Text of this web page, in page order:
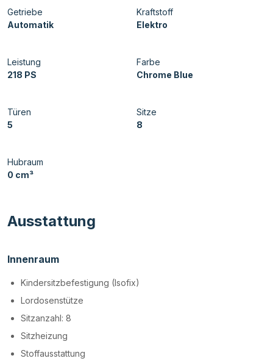
Getriebe
Automatik
Kraftstoff
Elektro
Leistung
218 PS
Farbe
Chrome Blue
Türen
5
Sitze
8
Hubraum
0 cm³
Ausstattung
Innenraum
Kindersitzbefestigung (Isofix)
Lordosenstütze
Sitzanzahl: 8
Sitzheizung
Stoffausstattung